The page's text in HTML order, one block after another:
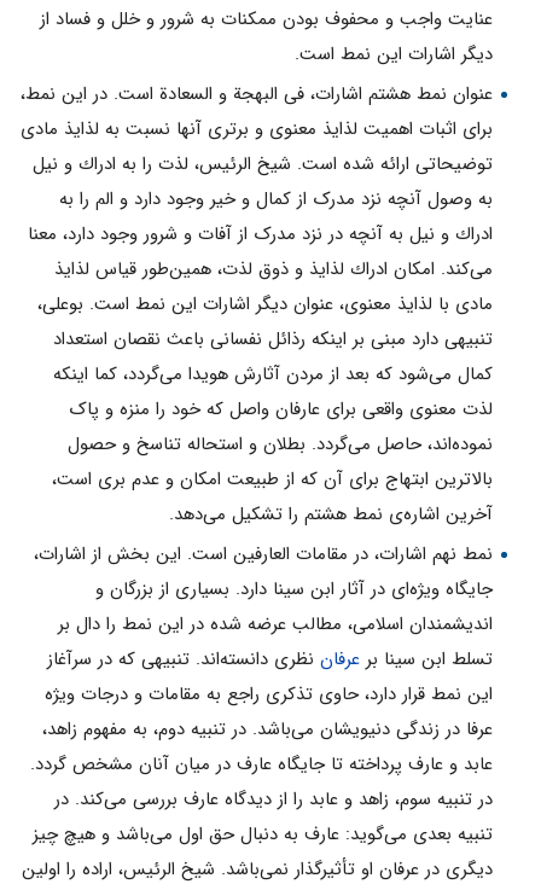
عنايت واجب و محفوف بودن ممكنات به شرور و خلل و فساد از
ديگر اشارات اين نمط است.
عنوان نمط هشتم اشارات، فی البهجة و السعادة است. در اين نمط،
برای اثبات اهميت لذايذ معنوى و برترى آنها نسبت به لذايذ مادى
توضيحاتى ارائه شده است. شيخ الرئيس، لذت را به ادراك و نيل
به وصول آنچه نزد مدرک از كمال و خير وجود دارد و الم را به
ادراك و نيل به آنچه در نزد مدرک از آفات و شرور وجود دارد، معنا
مى‌كند. امكان ادراك لذايذ و ذوق لذت، همين‌طور قياس لذايذ
مادى با لذايذ معنوى، عنوان ديگر اشارات اين نمط است. بوعلى،
تنبيهى دارد مبنى بر اينكه رذائل نفسانى باعث نقصان استعداد
كمال مى‌شود كه بعد از مردن آثارش هويدا مى‌گردد، كما اينكه
لذت معنوى واقعى برای عارفان واصل كه خود را منزه و پاک
نموده‌اند، حاصل مى‌گردد. بطلان و استحاله تناسخ و حصول
بالاترين ابتهاج برای آن كه از طبيعت امكان و عدم برى است،
آخرين اشاره‌ى نمط هشتم را تشكيل مى‌دهد.
نمط نهم اشارات، در مقامات العارفين است. اين بخش از اشارات،
جايگاه ويژه‌اى در آثار ابن سينا دارد. بسيارى از بزرگان و
انديشمندان اسلامى، مطالب عرضه شده در اين نمط را دال بر
تسلط ابن سينا بر عرفاننظرى دانسته‌اند. تنبيهى كه در سرآغاز
اين نمط قرار دارد، حاوى تذكرى راجع به مقامات و درجات ويژه
عرفا در زندگى دنيويشان مى‌باشد. در تنبيه دوم، به مفهوم زاهد،
عابد و عارف پرداخته تا جايگاه عارف در ميان آنان مشخص گردد.
در تنبيه سوم، زاهد و عابد را از ديدگاه عارف بررسى مى‌كند. در
تنبيه بعدى مى‌گويد: عارف به دنبال حق اول مى‌باشد و هيچ چيز
ديگرى در عرفان او تأثيرگذار نمى‌باشد. شيخ الرئيس، اراده را اولین